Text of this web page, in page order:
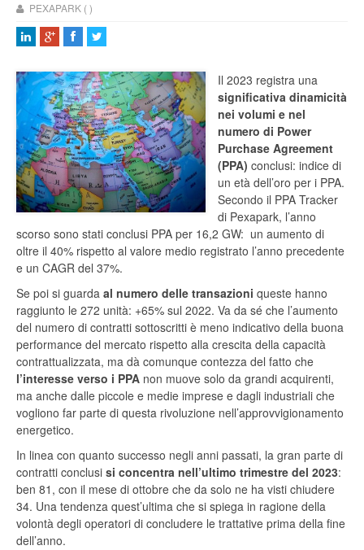
PEXAPARK ( )
Il 2023 registra una
significativa dinamicità
nei volumi e nel
numero di Power
Purchase Agreement
(PPA) conclusi: indice di
un età dell’oro per i PPA.
Secondo il PPA Tracker
di Pexapark, l’anno
scorso sono stati conclusi PPA per 16,2 GW: un aumento di
oltre il 40% rispetto al valore medio registrato l’anno precedente
e un CAGR del 37%.
Se poi si guarda al numero delle transazioni queste hanno
raggiunto le 272 unità: +65% sul 2022. Va da sé che l’aumento
del numero di contratti sottoscritti è meno indicativo della buona
performance del mercato rispetto alla crescita della capacità
contrattualizzata, ma dà comunque contezza del fatto che
l’interesse verso i PPA non muove solo da grandi acquirenti,
ma anche dalle piccole e medie imprese e dagli industriali che
vogliono far parte di questa rivoluzione nell’approvvigionamento
energetico.
In linea con quanto successo negli anni passati, la gran parte di
contratti conclusi si concentra nell’ultimo trimestre del 2023:
ben 81, con il mese di ottobre che da solo ne ha visti chiudere
34. Una tendenza quest’ultima che si spiega in ragione della
volontà degli operatori di concludere le trattative prima della fine
dell’anno.